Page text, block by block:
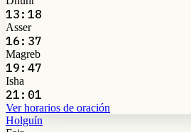
13:18
Asser
16:37
Magreb
19:47
Isha
21:01
Ver horarios de oración
Holguín